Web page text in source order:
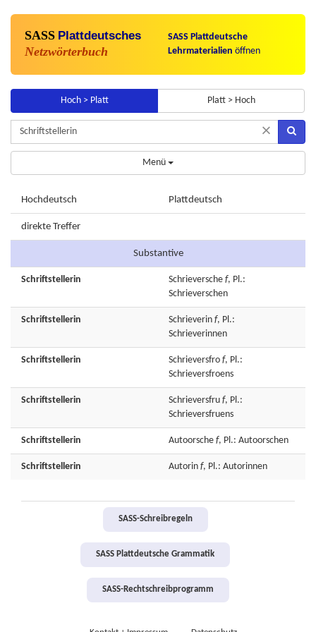
SASS Plattdeutsches
Netzwörterbuch
SASS Plattdeutsche
Lehrmaterialien öffnen
Hoch > Platt Platt > Hoch
×
Menü
Hochdeutsch Plattdeutsch
direkte Treffer
Substantive
Schriftstellerin Schrieversche f, Pl.:
Schrieverschen
Schriftstellerin Schrieverin f, Pl.:
Schrieverinnen
Schriftstellerin Schrieversfro f, Pl.:
Schrieversfroens
Schriftstellerin Schrieversfru f, Pl.:
Schrieversfruens
Schriftstellerin Autoorsche f, Pl.: Autoorschen
Schriftstellerin Autorin f, Pl.: Autorinnen
SASS-Schreibregeln
SASS Plattdeutsche Grammatik
SASS-Rechtschreibprogramm